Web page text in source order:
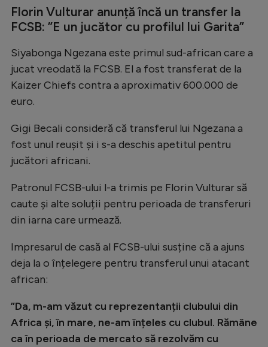
EURO 2024
Clasamente
Tenis
Handbal
Gimnastică
Rugby
Alte sporturi
JO 2024
Florin Vulturar anunță încă un transfer la
FCSB: ”E un jucător cu profilul lui Garita”
Siyabonga Ngezana este primul sud-african care a
jucat vreodată la FCSB. El a fost transferat de la
Kaizer Chiefs contra a aproximativ 600.000 de
euro.
Gigi Becali consideră că transferul lui Ngezana a
fost unul reușit și i s-a deschis apetitul pentru
jucători africani.
Patronul FCSB-ului l-a trimis pe Florin Vulturar să
caute și alte soluții pentru perioada de transferuri
din iarna care urmează.
Impresarul de casă al FCSB-ului susține că a ajuns
deja la o înțelegere pentru transferul unui atacant
african:
”Da, m-am văzut cu reprezentanții clubului din
Africa și, în mare, ne-am înțeles cu clubul. Rămâne
ca în perioada de mercato să rezolvăm cu